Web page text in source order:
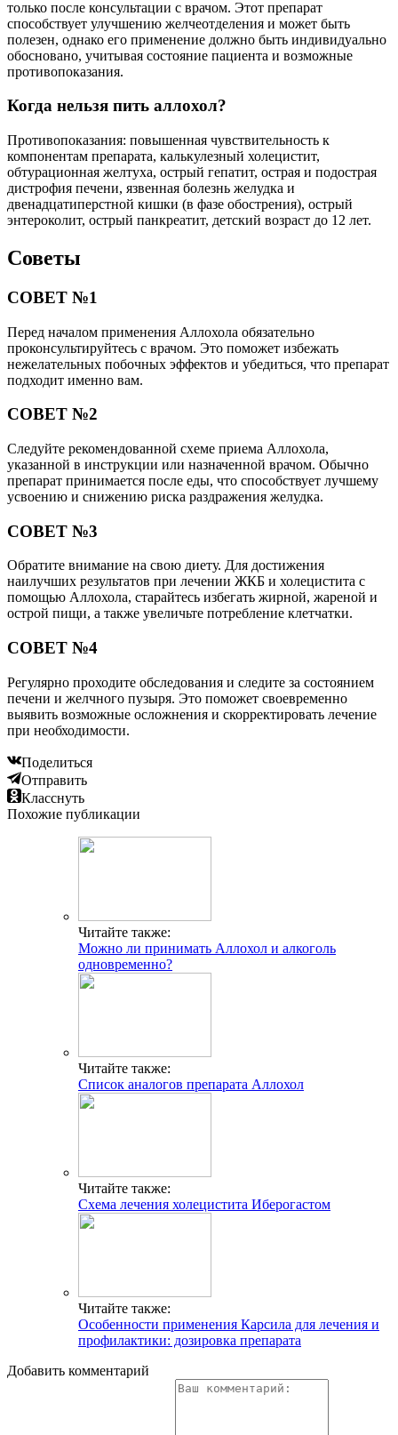
только после консультации с врачом. Этот препарат
способствует улучшению желчеотделения и может быть
полезен, однако его применение должно быть индивидуально
обосновано, учитывая состояние пациента и возможные
противопоказания.
Когда нельзя пить аллохол?
Противопоказания: повышенная чувствительность к
компонентам препарата, калькулезный холецистит,
обтурационная желтуха, острый гепатит, острая и подострая
дистрофия печени, язвенная болезнь желудка и
двенадцатиперстной кишки (в фазе обострения), острый
энтероколит, острый панкреатит, детский возраст до 12 лет.
Советы
СОВЕТ №1
Перед началом применения Аллохола обязательно
проконсультируйтесь с врачом. Это поможет избежать
нежелательных побочных эффектов и убедиться, что препарат
подходит именно вам.
СОВЕТ №2
Следуйте рекомендованной схеме приема Аллохола,
указанной в инструкции или назначенной врачом. Обычно
препарат принимается после еды, что способствует лучшему
усвоению и снижению риска раздражения желудка.
СОВЕТ №3
Обратите внимание на свою диету. Для достижения
наилучших результатов при лечении ЖКБ и холецистита с
помощью Аллохола, старайтесь избегать жирной, жареной и
острой пищи, а также увеличьте потребление клетчатки.
СОВЕТ №4
Регулярно проходите обследования и следите за состоянием
печени и желчного пузыря. Это поможет своевременно
выявить возможные осложнения и скорректировать лечение
при необходимости.
Поделиться
Отправить
Класснуть
Похожие публикации
Читайте также:
Можно ли принимать Аллохол и алкоголь
одновременно?
Читайте также:
Список аналогов препарата Аллохол
Читайте также:
Схема лечения холецистита Иберогастом
Читайте также:
Особенности применения Карсила для лечения и
профилактики: дозировка препарата
Добавить комментарий